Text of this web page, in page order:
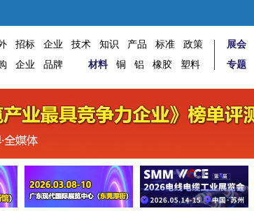
招标 企业 技术 知识 产品 标准
政策
企业 品牌 材料 铜 铝 橡胶 塑料
展会
专题